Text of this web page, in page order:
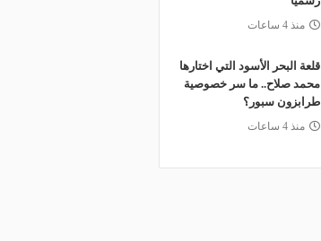
منذ 4 ساعات
قلعة البحر الأسود التي اختارها
محمد صلاح.. ما سر خصوصية
طرابزون سبور؟
منذ 4 ساعات